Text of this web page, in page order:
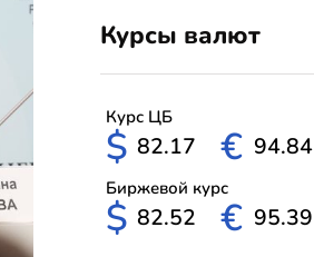
Курсы валют
Курс ЦБ
$ 82.17 € 94.84
Биржевой курс
$ 82.52 € 95.39